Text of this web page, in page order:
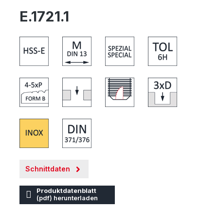
E.1721.1
Schnittdaten
Produktdatenblatt
(pdf) herunterladen